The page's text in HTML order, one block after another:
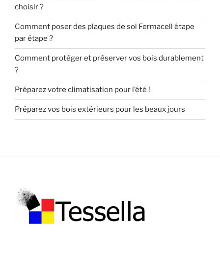
choisir ?
Comment poser des plaques de sol Fermacell étape
par étape ?
Comment protéger et préserver vos bois durablement
?
Préparez votre climatisation pour l’été !
Préparez vos bois extérieurs pour les beaux jours